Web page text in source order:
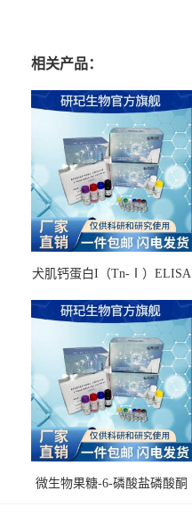
相关产品：
犬肌钙蛋白I（Tn-Ⅰ）ELISA
微生物果糖-6-磷酸盐磷酸酮